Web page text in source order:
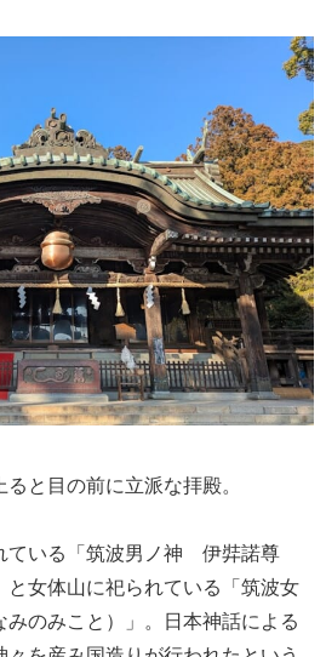
と目の前に立派な拝殿。
ている「筑波男ノ神 伊弉諾尊
と女体山に祀られている「筑波女
のみこと）」。日本神話による